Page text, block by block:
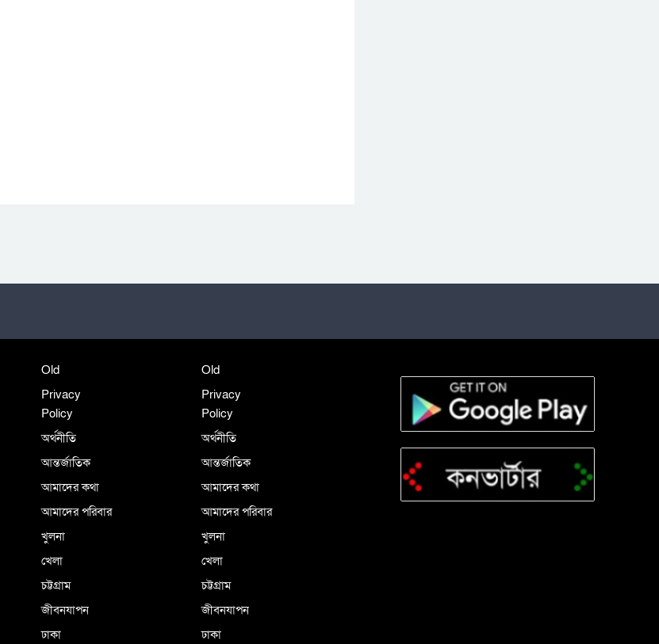
Old
Privacy
Policy
অর্থনীতি
আন্তর্জাতিক
আমাদের কথা
আমাদের পরিবার
খুলনা
খেলা
চট্টগ্রাম
জীবনযাপন
ঢাকা
Old
Privacy
Policy
অর্থনীতি
আন্তর্জাতিক
আমাদের কথা
আমাদের পরিবার
খুলনা
খেলা
চট্টগ্রাম
জীবনযাপন
ঢাকা